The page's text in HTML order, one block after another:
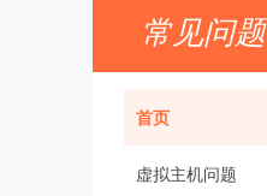
常见问题
首页
虚拟主机问题